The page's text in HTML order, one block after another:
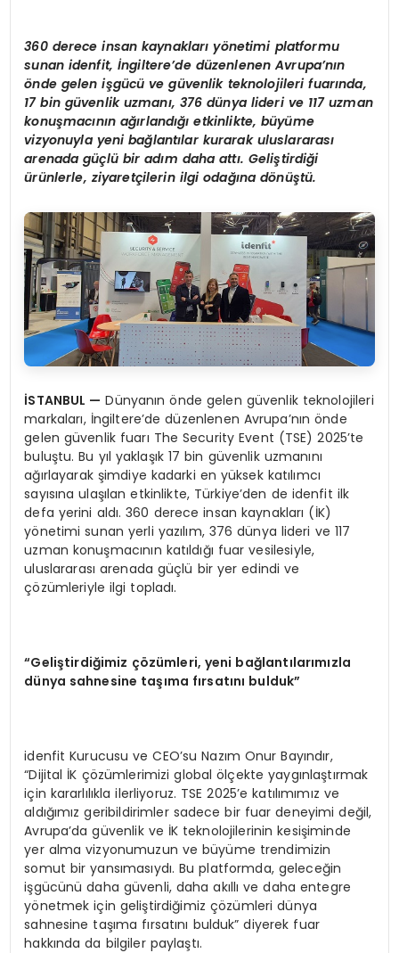
360 derece insan kaynaklarıyönetimi platformu
sunan idenfit, İngiltere’de düzenlenen Avrupa’nın
önde gelen işgücü vegüvenlik teknolojileri fuarında,
17 bin güvenlik uzmanı, 376 dünya lideri ve 117 uzman
konuşmacının ağırlandığı etkinlikte, büyüme
vizyonuyla yeni bağlantılar kurarak uluslararası
arenada güçlü bir adım daha attı. Geliştirdiği
ürünlerle, ziyaretçilerin ilgi odağına dönüştü.
İSTANBUL — Dünyanın önde gelen güvenlik teknolojileri
markaları, İngiltere’de düzenlenen Avrupa’nın önde
gelen güvenlik fuarı The Security Event (TSE) 2025’te
buluştu. Bu yıl yaklaşık 17 bin güvenlik uzmanını
ağırlayarak şimdiye kadarki en yüksek katılımcı
sayısına ulaşılan etkinlikte, Türkiye’den de idenfit ilk
defa yerini aldı. 360 derece insan kaynakları (İK)
yönetimi sunan yerli yazılım, 376 dünya lideri ve 117
uzman konuşmacının katıldığı fuar vesilesiyle,
uluslararası arenada güçlü bir yer edindi ve
çözümleriyle ilgi topladı.
“Geliştirdiğimiz çözümleri, yeni bağlantılarımızla
dünya sahnesine taşıma fırsatını bulduk”
idenfit Kurucusu ve CEO’su Nazım Onur Bayındır,
“Dijital İK çözümlerimizi global ölçekte yaygınlaştırmak
için kararlılıkla ilerliyoruz. TSE 2025’e katılımımız ve
aldığımız geribildirimler sadece bir fuar deneyimi değil,
Avrupa’da güvenlik ve İK teknolojilerinin kesişiminde
yer alma vizyonumuzun ve büyüme trendimizin
somut bir yansımasıydı. Bu platformda, geleceğin
işgücünü daha güvenli, daha akıllı ve daha entegre
yönetmek için geliştirdiğimiz çözümleri dünya
sahnesine taşıma fırsatını bulduk” diyerek fuar
hakkında da bilgiler paylaştı.